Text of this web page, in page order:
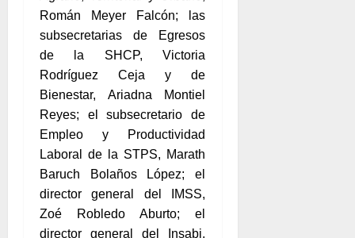
Román Meyer Falcón; las
subsecretarias de Egresos
de la SHCP, Victoria
Rodríguez Ceja y de
Bienestar, Ariadna Montiel
Reyes; el subsecretario de
Empleo y Productividad
Laboral de la STPS, Marath
Baruch Bolaños López; el
director general del IMSS,
Zoé Robledo Aburto; el
director general del Insabi,